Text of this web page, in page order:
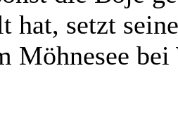
hat, setzt
Möhnesee bei